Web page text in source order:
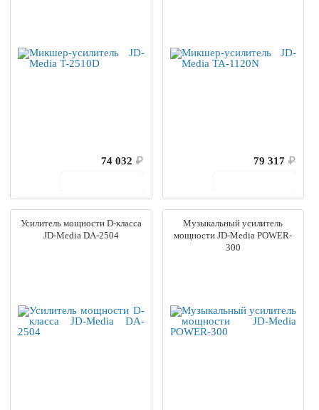
74 032 ₽
79 317 ₽
Усилитель мощности D-класса
JD-Media DA-2504
Музыкальный усилитель
мощности JD-Media POWER-
300